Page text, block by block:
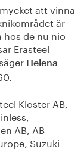
att vinna
är
de nu nio
Erasteel
Helena
Kloster AB,
AB, AB
Suzuki